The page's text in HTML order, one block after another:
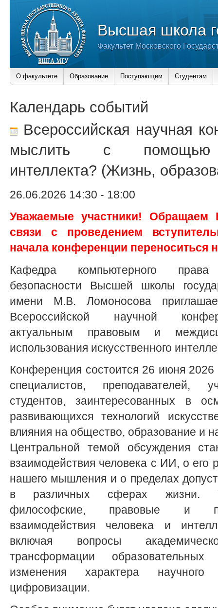
Высшая школа
Факультет Московского
О факультете Образование Поступающим Студентам
Календарь событий
Всероссийская научная
мыслить с помощью
интеллекта? (Жизнь,
26.06.2026 14:30 - 18:00
Уважаемые участники!
связи с проведением
начала конференции переноситься
Кафедра компьютерного
безопасности Высшей школы
имени М.В. Ломоносова
Всероссийской научной
актуальным правовым и
использования искусственного
Конференция состоится 26 июня 2026
специалистов, преподавателей,
студентов, заинтересованных в
развивающихся технологий
влияния на общество, образование и
Центральной темой обсуждения
взаимодействия человека с ИИ, о
нашего мышления и о пределах
в различных сферах жизни.
философские, правовые и
взаимодействия человека и
включая вопросы
трансформации
изменения характера
цифровизации.